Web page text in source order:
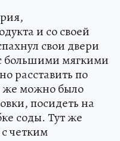
и со своей
свои двери
большими мягкими
расставить по
же можно было
посидеть на
соды. Тут же
четким